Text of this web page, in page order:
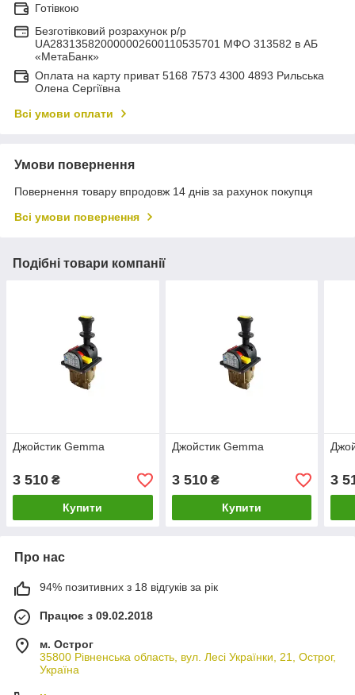
Готівкою
Безготівковий розрахунок р/р
UA283135820000002600110535701 МФО 313582 в АБ
«МетаБанк»
Оплата на карту приват 5168 7573 4300 4893 Рильська
Олена Сергіївна
Всі умови оплати
Умови повернення
Повернення товару впродовж 14 днів за рахунок покупця
Всі умови повернення
Подібні товари компанії
Джойстик Gemma
3 510 ₴
Купити
Джойстик Gemma
3 510₴
Купити
3
Про нас
94% позитивних з 18 відгуків за рік
Працює з 09.02.2018
м. Острог
35800 Рівненська область, вул. Лесі Українки, 21, Острог,
Україна